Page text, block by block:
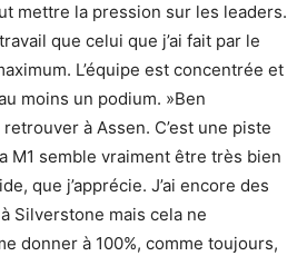
mettre la pression sur les leaders.
que celui que j’ai fait par le
L’équipe est concentrée et
moins un podium. »Ben
retrouver à Assen. C’est une piste
M1 semble vraiment être très bien
que j’apprécie. J’ai encore des
Silverstone mais cela ne
donner à 100%, comme toujours,